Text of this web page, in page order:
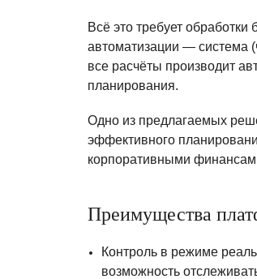
Всё это требует
автоматизации — система
все расчёты производит
планирования.
Одно из предлагаемых
эффективного
корпоративными
Преимущества
Контроль в режиме
возможность